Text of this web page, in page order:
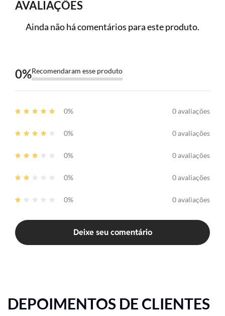
AVALIAÇÕES
Ainda não há comentários para este produto.
0%Recomendaram esse produto
0% 0 avaliações
0% 0 avaliações
0% 0 avaliações
0% 0 avaliações
0% 0 avaliações
Deixe seu comentário
DEPOIMENTOS DE CLIENTES